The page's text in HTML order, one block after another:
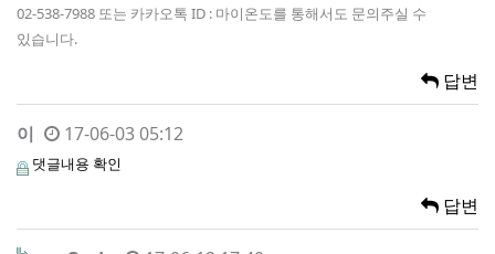
02-538-7988 또는 카카오톡 ID : 마이온도를 통해서도 문의주실 수
있습니다.
답변
이 17-06-03 05:12
댓글내용 확인
답변